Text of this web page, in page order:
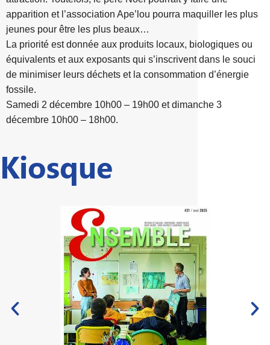
apparition et l’association Ape’lou pourra maquiller les plus
jeunes pour être les plus beaux…
La priorité est donnée aux produits locaux, biologiques ou
équivalents et aux exposants qui s’inscrivent dans le souci
de minimiser leurs déchets et la consommation d’énergie
fossile.
Samedi 2 décembre 10h00 – 19h00 et dimanche 3
décembre 10h00 – 18h00.
Kiosque